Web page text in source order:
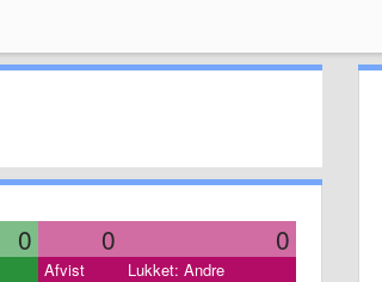
0 0 0
Afvist Lukket: Andre